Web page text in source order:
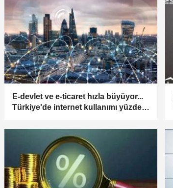
E-devlet ve e-ticaret hızla büyüyor...
Türkiye'de internet kullanımı yüzde